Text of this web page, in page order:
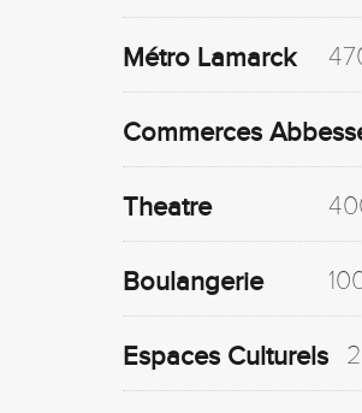
Métro Lamarck
Commerces
Theatre
Boulangerie
Espaces Culturels